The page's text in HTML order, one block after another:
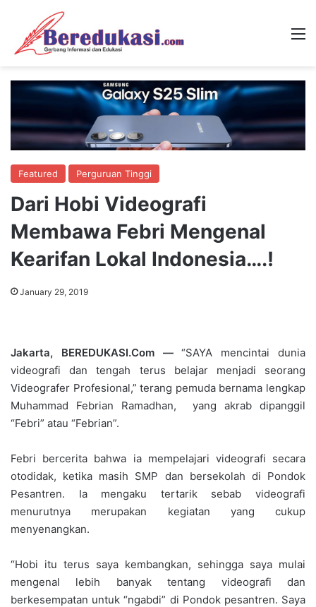
Featured Perguruan Tinggi
Dari Hobi Videografi
Membawa Febri Mengenal
Kearifan Lokal Indonesia….!
January 29, 2019
Jakarta, BEREDUKASI.Com —“SAYA mencintai dunia
videografi dan tengah terus belajar menjadi seorang
Videografer Profesional,” terang pemuda bernama lengkap
Muhammad Febrian Ramadhan, yang akrab dipanggil
“Febri” atau “Febrian”.
Febri bercerita bahwa ia mempelajari videografi secara
otodidak, ketika masih SMP dan bersekolah di Pondok
Pesantren. Ia mengaku tertarik sebab videografi
menurutnya merupakan kegiatan yang cukup
menyenangkan.
“Hobi itu terus saya kembangkan, sehingga saya mulai
mengenal lebih banyak tentang videografi dan
berkesempatan untuk “ngabdi” di Pondok pesantren. Saya